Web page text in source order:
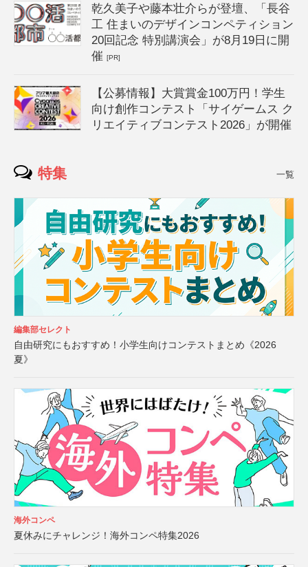
乾久美子や藤本壮介らが登壇、「長谷
工 住まいのデザインコンペティション
20回記念 特別講演会」が8月19日に開
催[PR]
【公募情報】大賞賞金100万円！学生
向け創作コンテスト「サイゲームス ク
リエイティブコンテスト2026」が開催
特集 一覧
編集部セレクト
自由研究にもおすすめ！小学生向けコンテストまとめ《2026
夏》
海外コンペ
夏休みにチャレンジ！海外コンペ特集2026